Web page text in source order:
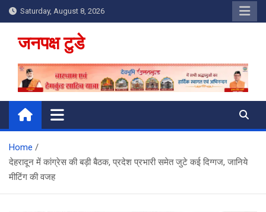
Skip
to
content
Saturday, August 8, 2026
जनपक्ष टुडे
Home
देहरादून में कांग्रेस की बड़ी बैठक, प्रदेश प्रभारी समेत जुटे कई दिग्गज, जानिये
मीटिंग की वजह